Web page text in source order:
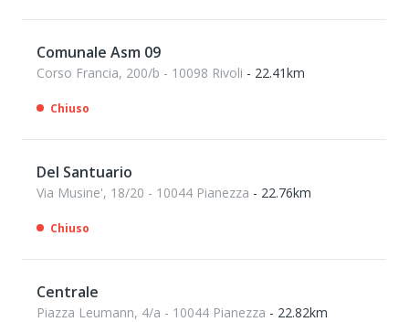
Comunale Asm 09
Corso Francia, 200/b - 10098 Rivoli - 22.41km
Chiuso
Del Santuario
Via Musine', 18/20 - 10044 Pianezza - 22.76km
Chiuso
Centrale
Piazza Leumann, 4/a - 10044 Pianezza - 22.82km